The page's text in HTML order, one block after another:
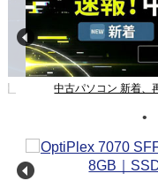
中古パソコン 新着、